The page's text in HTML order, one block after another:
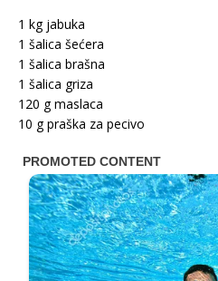
1 kg jabuka
1 šalica šećera
1 šalica brašna
1 šalica griza
120 g maslaca
10 g praška za pecivo